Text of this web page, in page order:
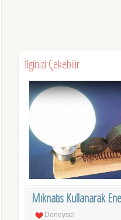
İlginizi Çekebilir
Mıknatıs Kullanarak
Deneysel